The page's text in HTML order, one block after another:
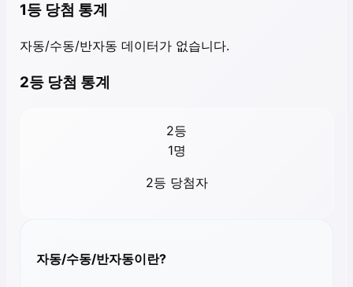
1등 당첨 통계
자동/수동/반자동 데이터가 없습니다.
2등 당첨 통계
2등
1명
2등 당첨자
자동/수동/반자동이란?